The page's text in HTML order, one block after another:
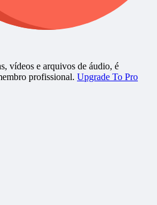
vídeos e arquivos de áudio, é
profissional. Upgrade To Pro